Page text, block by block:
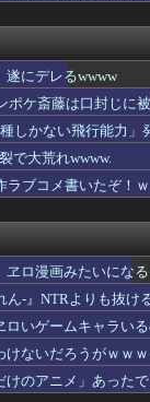
考えると3人目は厳
たりTikTokライブし
いを触られてる
ください」ポケモ
でやれば涼しいまま
が審判を買収して
れてしまうｗｗｗ
した。結婚しまし
“異例転出”へ 官邸
イボールや！」
ガチで美味そうｗｗｗ
アント編で号泣
くならなそう…
るって...
げクンぬいぐるみ
【蓮ノ空】
遂にデレるwwww
ポケ斎藤は口封じ
しかない飛行能力」
で大荒れwwww.
ラブコメ書いたぞ
ヱロ漫画みたいにな
ん-』NTRよりも抜け
ロいゲームキャラい
けないだろうがｗｗ
けのアニメ」あった